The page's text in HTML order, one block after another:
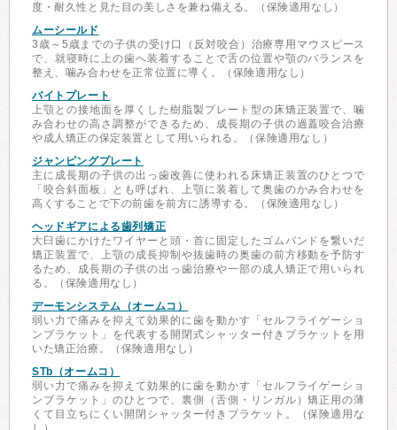
度・耐久性と見た目の美しさを兼ね備える。（保険適用なし）
ムーシールド
3歳～5歳までの子供の受け口（反対咬合）治療専用マウスピース
で、就寝時に上の歯へ装着することで舌の位置や顎のバランスを
整え、噛み合わせを正常位置に導く。（保険適用なし）
バイトプレート
上顎との接地面を厚くした樹脂製プレート型の床矯正装置で、噛
み合わせの高さ調整ができるため、成長期の子供の過蓋咬合治療
や成人矯正の保定装置として用いられる。（保険適用なし）
ジャンピングプレート
主に成長期の子供の出っ歯改善に使われる床矯正装置のひとつで
「咬合斜面板」とも呼ばれ、上顎に装着して奥歯のかみ合わせを
高くすることで下の前歯を前方に誘導する。（保険適用なし）
ヘッドギアによる歯列矯正
大臼歯にかけたワイヤーと頭・首に固定したゴムバンドを繋いだ
矯正装置で、上顎の成長抑制や抜歯時の奥歯の前方移動を予防す
るため、成長期の子供の出っ歯治療や一部の成人矯正で用いられ
る。（保険適用なし）
デーモンシステム（オームコ）
弱い力で痛みを抑えて効果的に歯を動かす「セルフライゲーショ
ンブラケット」を代表する開閉式シャッター付きブラケットを用
いた矯正治療。（保険適用なし）
STb（オームコ）
弱い力で痛みを抑えて効果的に歯を動かす「セルフライゲーショ
ンブラケット」のひとつで、裏側（舌側・リンガル）矯正用の薄
くて目立ちにくい開閉シャッター付きブラケット。（保険適用な